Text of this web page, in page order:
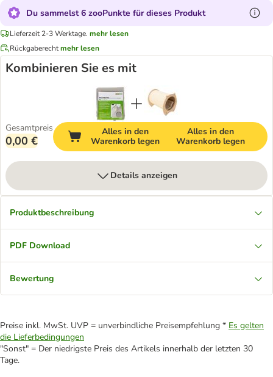
Du sammelst 6 zooPunkte für dieses Produkt
Lieferzeit 2-3 Werktage. mehr lesen
Rückgaberechtmehr lesen
Kombinieren Sie es mit
Gesamtpreis
0,00 €
Alles in den
Warenkorb legen
Alles in den
Warenkorb legen
Details anzeigen
Produktbeschreibung
PDF Download
Bewertung
Preise inkl. MwSt. UVP = unverbindliche Preisempfehlung * Es gelten
die Lieferbedingungen
"Sonst" = Der niedrigste Preis des Artikels innerhalb der letzten 30
Tage.